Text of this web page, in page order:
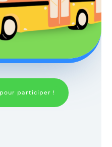
participer !